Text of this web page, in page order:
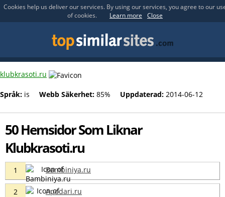
Cookies help us deliver our services. By using our services, you agree to our
of cookies.
Learn more Close
klubkrasoti.ru
Språk: is Webb Säkerhet: 85% Uppdaterad: 2014-06-12
50 Hemsidor Som Liknar
Klubkrasoti.ru
1 Bambiniya.ru
2 Apodari.ru